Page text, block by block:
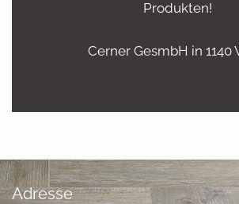
Produkten!
Cerner GesmbH in 1140
Adresse